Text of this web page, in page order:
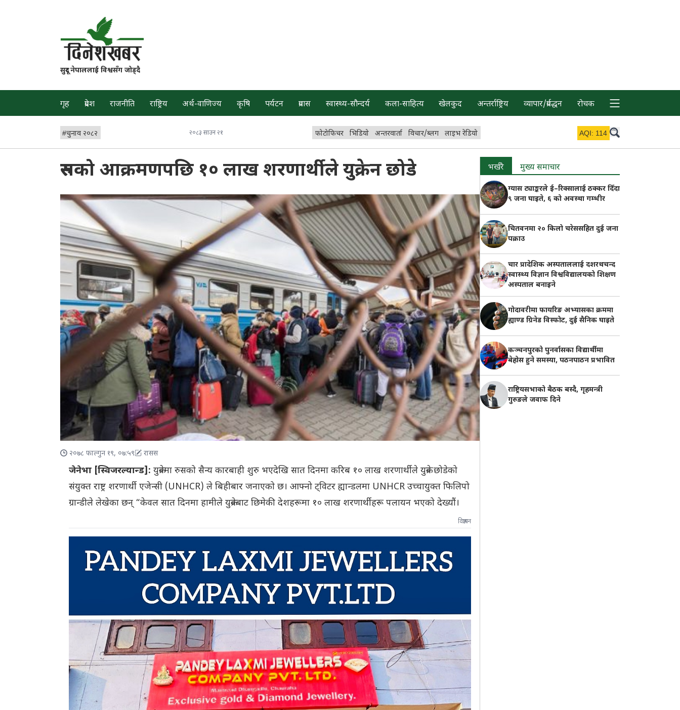
सुदूर नेपाललाई विश्वसँग जोड्दै
गृह प्रदेश राजनीति राष्ट्रिय अर्थ-वाणिज्य कृषि पर्यटन प्रवास स्वास्थ्य-सौन्दर्य कला-साहित्य खेलकुद अन्तर्राष्ट्रिय व्यापार/प्रर्वद्धन रोचक
#चुनाव २०८२ २०८३ साउन २१ फोटोफिचर भिडियो अन्तरवार्ता विचार/ब्लग लाइभ रेडियो AQI: 114
रुसको आक्रमणपछि १० लाख शरणार्थीले युक्रेन छोडे
२०७८ फाल्गुन १९, ०७:५९ रासस
जेनेभा [स्विजरल्यान्ड]: युक्रेनमा रुसको सैन्य कारबाही शुरु भएदेखि सात दिनमा करिब १० लाख शरणार्थीले युक्रेन छोडेको
संयुक्त राष्ट्र शरणार्थी एजेन्सी (UNHCR) ले बिहीबार जनाएको छ। आफ्नो ट्विटर ह्यान्डलमा UNHCR उच्चायुक्त फिलिपो
ग्रान्डीले लेखेका छन् “केवल सात दिनमा हामीले युक्रेनबाट छिमेकी देशहरूमा १० लाख शरणार्थीहरू पलायन भएको देख्यौं।
विज्ञापन
भर्खरै मुख्य समाचार
ग्यास ट्याङ्करले ई–रिक्सालाई ठक्कर दिँदा
९ जना घाइते, ६ को अवस्था गम्भीर
चितवनमा २० किलो चरेससहित दुई जना
पक्राउ
चार प्रादेशिक अस्पताललाई दशरथचन्द
स्वास्थ्य विज्ञान विश्वविद्यालयको शिक्षण
अस्पताल बनाइने
गोदावरीमा फायरिङ अभ्यासका क्रममा
ह्याण्ड ग्रिनेड विस्फोट, दुई सैनिक घाइते
कञ्चनपुरको पुनर्वासका विद्यार्थीमा
बेहोस हुने समस्या, पठनपाठन प्रभावित
राष्ट्रियसभाको बैठक बस्दै, गृहमन्त्री
गुरुङले जवाफ दिने